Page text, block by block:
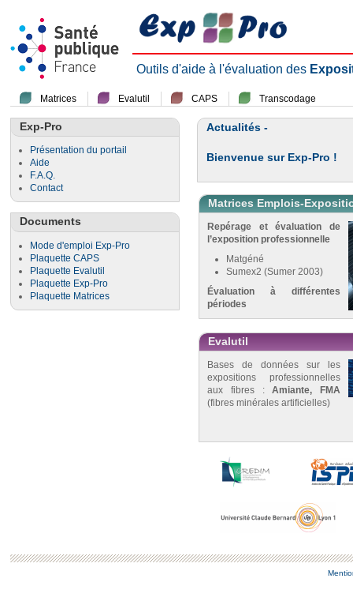
Outils d'aide à l'évaluation des
Matrices Evalutil CAPS Transcodage
Exp-Pro
Présentation du portail
Aide
F.A.Q.
Contact
Documents
Mode d'emploi Exp-Pro
Plaquette CAPS
Plaquette Evalutil
Plaquette Exp-Pro
Plaquette Matrices
Actualités -
Bienvenue sur Exp-Pro !
Matrices Emplois-
Repérage et évaluation de
l’exposition professionnelle
Matgéné
Sumex2 (Sumer 2003)
Évaluation à différentes
périodes
Evalutil
Bases de données sur les
expositions professionnelles
aux fibres :Amiante, FMA
(fibres minérales artificielles)